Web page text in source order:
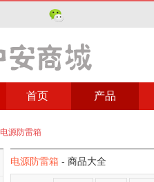
首页 产品
电源防雷箱
电源防雷箱 - 商品大全